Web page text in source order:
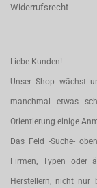
Widerrufsrecht
Liebe Kunden!
Unser Shop wächst
manchmal etwas
Orientierung einige
Das Feld -Suche-
Firmen, Typen oder
Herstellern, nicht nur